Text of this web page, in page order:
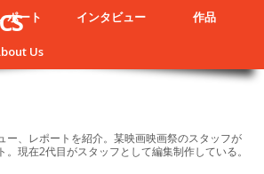
ポート インタビュー 作品
Us
ー、レポートを紹介。某映画映画祭のスタッフが
現在2代目がスタッフとして編集制作している。